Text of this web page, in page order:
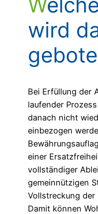
wird
Bei Erfüllung der
laufender
danach nicht
einbezogen
einer
vollständiger
gemeinnützigen
Vollstreckung
Damit können